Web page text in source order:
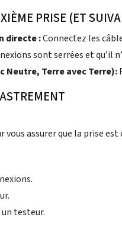
PRISE (ET
directe :Connectez les
sont serrées et qu’il
Neutre, Terre avec Terre):
vous assurer que la prise est
testeur.